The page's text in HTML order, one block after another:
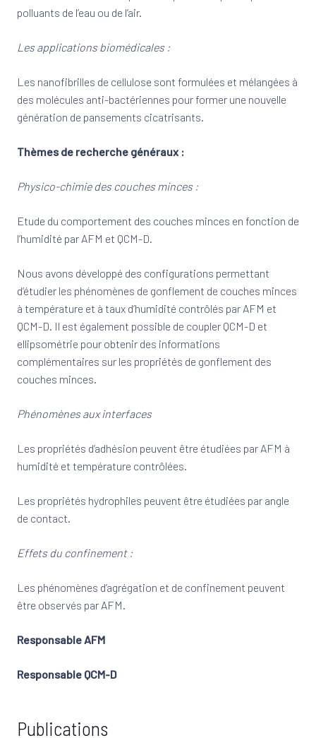
polluants de l’eau ou de l’air.
Les applications biomédicales :
Les nanofibrilles de cellulose sont formulées et mélangées à
des molécules anti-bactériennes pour former une nouvelle
génération de pansements cicatrisants.
Thèmes de recherche généraux :
Physico-chimie des couches minces :
Etude du comportement des couches minces en fonction de
l’humidité par AFM et QCM-D.
Nous avons développé des configurations permettant
d’étudier les phénomènes de gonflement de couches minces
à température et à taux d’humidité contrôlés par AFM et
QCM-D. Il est également possible de coupler QCM-D et
ellipsométrie pour obtenir des informations
complémentaires sur les propriétés de gonflement des
couches minces.
Phénomènes aux interfaces
Les propriétés d’adhésion peuvent être étudiées par AFM à
humidité et température contrôlées.
Les propriétés hydrophiles peuvent être étudiées par angle
de contact.
Effets du confinement :
Les phénomènes d’agrégation et de confinement peuvent
être observés par AFM.
Responsable AFM
Responsable QCM-D
Publications